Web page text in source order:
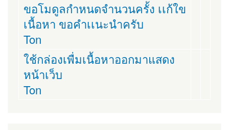
ขอโมดูลกำหนดจำนวนครั้ง เเก้ใข
เนื้อหา ขอคำเเนะนำครับ
Ton
ใช้กล่องเพื่มเนื้อหาออกมาแสดง
หน้าเว็บ
Ton